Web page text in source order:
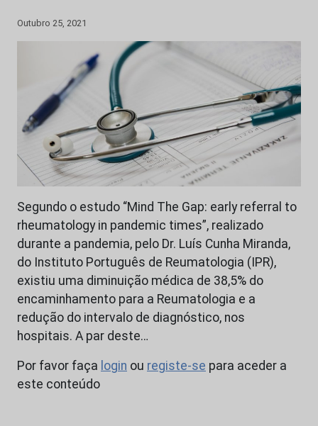
Outubro 25, 2021
Segundo o estudo “Mind The Gap: early referral to
rheumatology in pandemic times”, realizado
durante a pandemia, pelo Dr. Luís Cunha Miranda,
do Instituto Português de Reumatologia (IPR),
existiu uma diminuição médica de 38,5% do
encaminhamento para a Reumatologia e a
redução do intervalo de diagnóstico, nos
hospitais. A par deste…
Por favor faça login ou registe-se para aceder a
este conteúdo